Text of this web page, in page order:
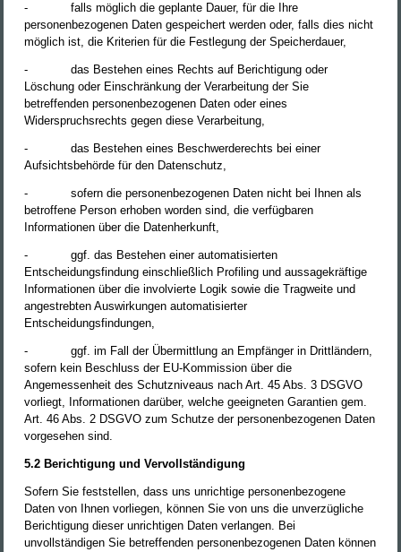
-
falls möglich die geplante Dauer, für die Ihre
personenbezogenen Daten gespeichert werden oder, falls dies nicht
möglich ist, die Kriterien für die Festlegung der Speicherdauer,
-
das Bestehen eines Rechts auf Berichtigung oder
Löschung oder Einschränkung der Verarbeitung der Sie
betreffenden personenbezogenen Daten oder eines
Widerspruchsrechts gegen diese Verarbeitung,
-
das Bestehen eines Beschwerderechts bei einer
Aufsichtsbehörde für den Datenschutz,
-
sofern die personenbezogenen Daten nicht bei Ihnen als
betroffene Person erhoben worden sind, die verfügbaren
Informationen über die Datenherkunft,
-
ggf. das Bestehen einer automatisierten
Entscheidungsfindung einschließlich Profiling und aussagekräftige
Informationen über die involvierte Logik sowie die Tragweite und
angestrebten Auswirkungen automatisierter
Entscheidungsfindungen,
-
ggf. im Fall der Übermittlung an Empfänger in Drittländern,
sofern kein Beschluss der EU-Kommission über die
Angemessenheit des Schutzniveaus nach Art. 45 Abs. 3 DSGVO
vorliegt, Informationen darüber, welche geeigneten Garantien gem.
Art. 46 Abs. 2 DSGVO zum Schutze der personenbezogenen Daten
vorgesehen sind.
5.2 Berichtigung und Vervollständigung
Sofern Sie feststellen, dass uns unrichtige personenbezogene
Daten von Ihnen vorliegen, können Sie von uns die unverzügliche
Berichtigung dieser unrichtigen Daten verlangen. Bei
unvollständigen Sie betreffenden personenbezogenen Daten können